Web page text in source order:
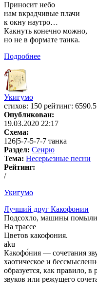
Приносит небо
нам вкрадчивые плачи
к окну наутро…
Какнуть конечно можно,
но не в формате танка.
Подробнее
Укигумо
cтихов: 150 рейтинг: 6590.5
Опубликован:
19.03.2020 22:17
Схема:
126|5-7-5-7-7 танка
Раздел: Сенрю
Тема: Несерьезные песни
Рейтинг:
/
Укигумо
Лучший друг Какофонии
Подсохло, машины
На трассе
Цветов какофония.
aku
Какофо́ния — сочетания
хаотическое и
образуется, как правило, в
звуков или режущего